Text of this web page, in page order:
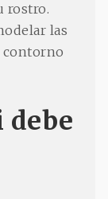
rostro.
las
contorno
debe